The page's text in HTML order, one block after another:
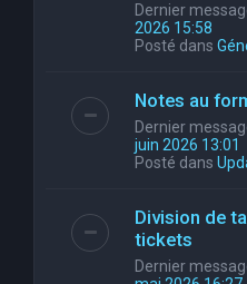
Dernier
2026 15:58
Posté dans
Notes au
Dernier
juin 2026 13:01
Posté dans
Division de
tickets
Dernier